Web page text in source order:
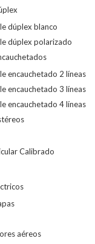
dúplex blanco
dúplex polarizado
encauchetado 2 líneas
encauchetado 3 líneas
encauchetado 4 líneas
Calibrado
aéreos